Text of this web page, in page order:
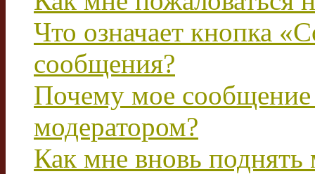
Что означает кнопка
сообщения?
Почему мое сообщение
модератором?
Как мне вновь